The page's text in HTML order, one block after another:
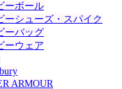
ーボール
ーシューズ・スパイク
ーバッグ
ーウェア
ARMOUR